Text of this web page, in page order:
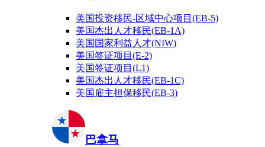
美国投资移民-区域中心项目(EB-5)
美国杰出人才移民(EB-1A)
美国国家利益人才(NIW)
美国签证项目(E-2)
美国签证项目(L1)
美国杰出人才移民(EB-1C)
美国雇主担保移民(EB-3)
巴拿马